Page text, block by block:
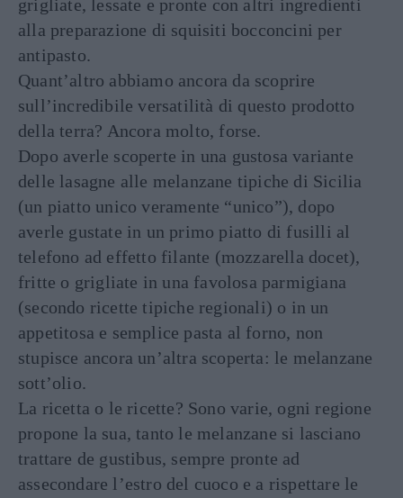
grigliate, lessate e pronte con altri ingredienti
alla preparazione di squisiti bocconcini per
antipasto.
Quant’altro abbiamo ancora da scoprire
sull’incredibile versatilità di questo prodotto
della terra? Ancora molto, forse.
Dopo averle scoperte in una gustosa variante
delle lasagne alle melanzane tipiche di Sicilia
(un piatto unico veramente “unico”), dopo
averle gustate in un primo piatto di fusilli al
telefono ad effetto filante (mozzarella docet),
fritte o grigliate in una favolosa parmigiana
(secondo ricette tipiche regionali) o in un
appetitosa e semplice pasta al forno, non
stupisce ancora un’altra scoperta: le melanzane
sott’olio.
La ricetta o le ricette? Sono varie, ogni regione
propone la sua, tanto le melanzane si lasciano
trattare de gustibus, sempre pronte ad
assecondare l’estro del cuoco e a rispettare le